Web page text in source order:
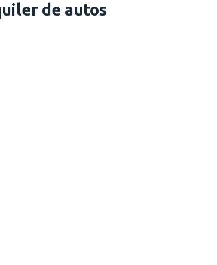
de autos